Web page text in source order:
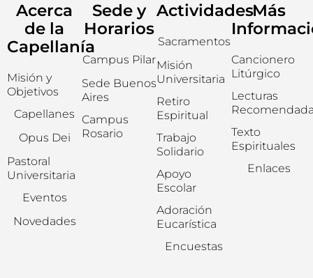
Acerca
de la
Capellanía
Misión y
Objetivos
Capellanes
Opus Dei
Pastoral
Universitaria
Eventos
Novedades
Sede y
Horarios
Campus Pilar
Sede Buenos
Aires
Campus
Rosario
Actividades
Sacramentos
Misión
Universitaria
Retiro
Espiritual
Trabajo
Solidario
Apoyo
Escolar
Adoración
Eucarística
Encuestas
Más
Cancionero
Litúrgico
Lecturas
Texto
Espirituales
Enlaces